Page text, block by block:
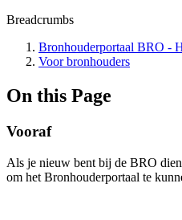
Breadcrumbs
Bronhouderportaal BRO -
Voor bronhouders
On this Page
Vooraf
Als je nieuw bent bij de BRO dien
om het Bronhouderportaal te